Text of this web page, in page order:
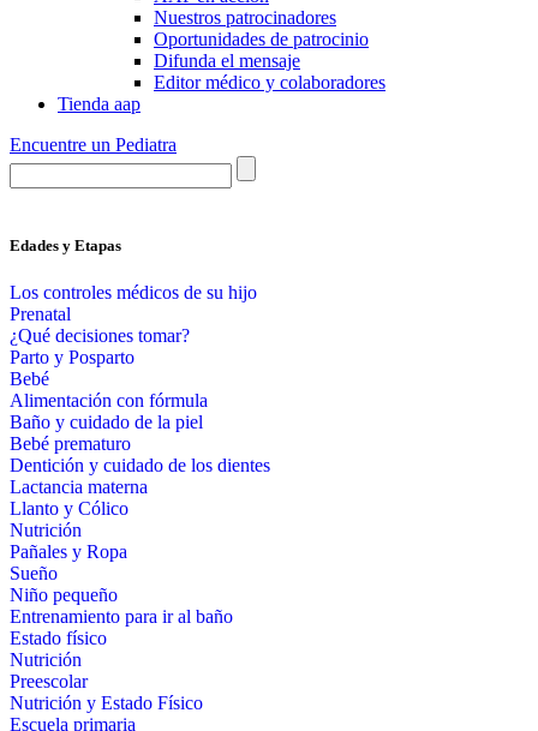
Nuestros patrocinadores
Oportunidades de patrocinio
Difunda el mensaje
Editor médico y colaboradores
Tienda aap
Encuentre un Pediatra
Edades y Etapas
Los controles médicos de su hijo
Prenatal
¿Qué decisiones tomar?
Parto y Posparto
Bebé
Alimentación con fórmula
Baño y cuidado de la piel
Bebé prematuro
Dentición y cuidado de los dientes
Lactancia materna
Llanto y Cólico
Nutrición
Pañales y Ropa
Sueño
Niño pequeño
Entrenamiento para ir al baño
Estado físico
Nutrición
Preescolar
Nutrición y Estado Físico
Escuela primaria